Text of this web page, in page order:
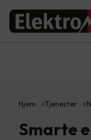
Hjem Tjenester
Smarte